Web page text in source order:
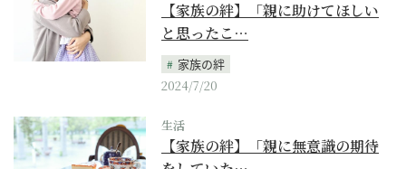
【家族の絆】「親に助けてほしい
と思ったこ…
家族の絆
2024/7/20
生活
【家族の絆】「親に無意識の期待